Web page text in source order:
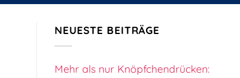
NEUESTE BEITRÄGE
Mehr als nur Knöpfchendrücken: